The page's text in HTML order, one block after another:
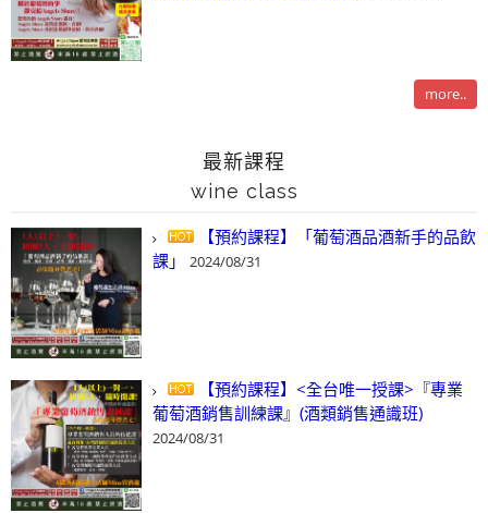
more..
最新課程
wine class
【預約課程】「葡萄酒品酒新手的品飲
課」
2024/08/31
【預約課程】<全台唯一授課>『專業
葡萄酒銷售訓練課』(酒類銷售通識班)
2024/08/31